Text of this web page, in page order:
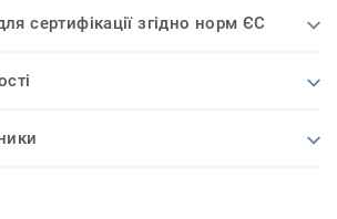
сертифікації згідно норм ЄС